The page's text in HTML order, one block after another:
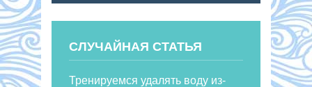
СЛУЧАЙНАЯ СТАТЬЯ
Тренируемся удалять воду из-